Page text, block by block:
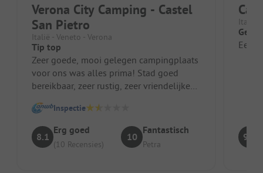
Verona City Camping - Castel
San Pietro
Italië - Veneto - Verona
Tip top
Zeer goede, mooi gelegen campingplaats
voor ons was alles prima! Stad goed
bereikbaar, zeer rustig, zeer vriendelijke
Inspectie
8.1
Erg goed
(10 Recensies)
10
Fantastisch
Petra
Italië
Een
9.1